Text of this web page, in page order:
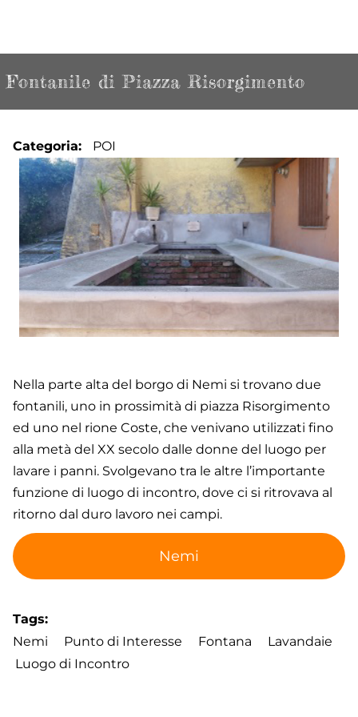
Fontanile di Piazza Risorgimento
Categoria POI
Nella parte alta del borgo di Nemi si trovano due
fontanili, uno in prossimità di piazza Risorgimento
ed uno nel rione Coste, che venivano utilizzati fino
alla metà del XX secolo dalle donne del luogo per
lavare i panni. Svolgevano tra le altre l’importante
funzione di luogo di incontro, dove ci si ritrovava al
ritorno dal duro lavoro nei campi.
Nemi
Tags
Nemi
Punto di Interesse Fontana
Lavandaie
Luogo di Incontro